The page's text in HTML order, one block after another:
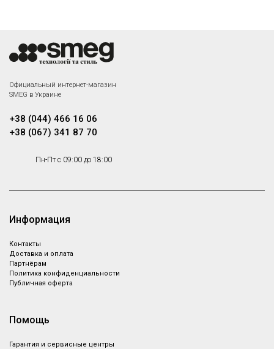
Официальный интернет-магазин
SMEG в Украине
+38 (044) 466 16 06
+38 (067) 341 87 70
Пн-Пт с 09:00 до 18:00
Информация
Контакты
Доставка и оплата
Партнёрам
Политика конфиденциальности
Публичная оферта
Помощь
Гарантия и сервисные центры